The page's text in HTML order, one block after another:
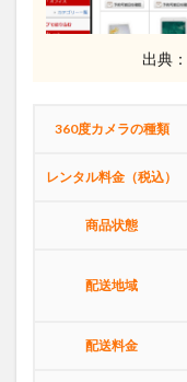
出典：
360度カメラの種類
レンタル料金（税込）
商品状態
配送地域
配送料金